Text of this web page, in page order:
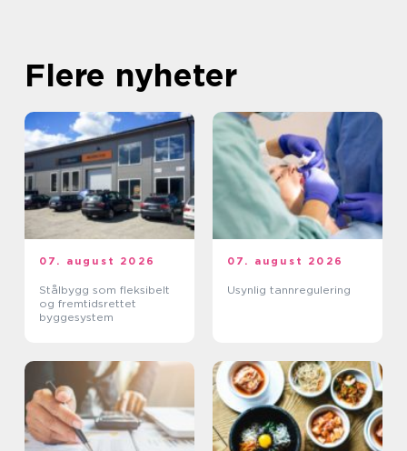
Flere nyheter
07. august 2026
Stålbygg som fleksibelt
og fremtidsrettet
byggesystem
07. august 2026
Usynlig tannregulering